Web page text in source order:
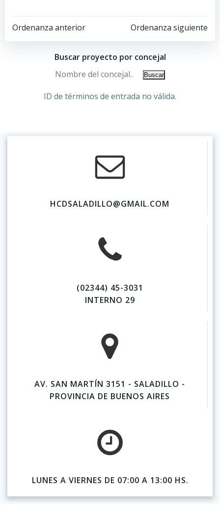
Ordenanza anterior Ordenanza siguiente
Buscar proyecto por concejal
ID de términos de entrada no válida.
HCDSALADILLO@GMAIL.COM
(02344) 45-3031
INTERNO 29
AV. SAN MARTÍN 3151 - SALADILLO -
PROVINCIA DE BUENOS AIRES
LUNES A VIERNES DE 07:00 A 13:00 HS.